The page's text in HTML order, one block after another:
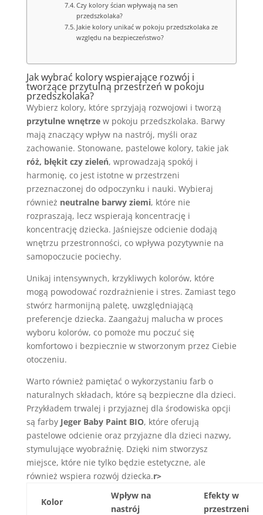
Czy kolory ścian wpływają na sen
przedszkolaka?
Jakie kolory unikać w pokoju przedszkolaka ze
względu na bezpieczeństwo?
Jak wybrać kolory wspierające rozwój i
tworzące przytulną przestrzeń w pokoju
przedszkolaka?
Wybierz kolory, które sprzyjają rozwojowi i tworzą
przytulne wnętrzew pokoju przedszkolaka. Barwy
mają znaczący wpływ na nastrój, myśli oraz
zachowanie. Stonowane, pastelowe kolory, takie jak
róż, błękit czy zieleń, wprowadzają spokój i
harmonię, co jest istotne w przestrzeni
przeznaczonej do odpoczynku i nauki. Wybieraj
również neutralne barwy ziemi, które nie
rozpraszają, lecz wspierają koncentrację i
koncentrację dziecka. Jaśniejsze odcienie dodają
wnętrzu przestronności, co wpływa pozytywnie na
samopoczucie pociechy.
Unikaj intensywnych, krzykliwych kolorów, które
mogą powodować rozdrażnienie i stres. Zamiast tego
stwórz harmonijną paletę, uwzględniającą
preferencje dziecka. Zaangażuj malucha w proces
wyboru kolorów, co pomoże mu poczuć się
komfortowo i bezpiecznie w stworzonym przez Ciebie
otoczeniu.
Warto również pamiętać o wykorzystaniu farb o
naturalnych składach, które są bezpieczne dla dzieci.
Przykładem trwalej i przyjaznej dla środowiska opcji
są farby Jeger Baby Paint BIO, które oferują
pastelowe odcienie oraz przyjazne dla dzieci nazwy,
stymulujące wyobraźnię. Dzięki nim stworzysz
miejsce, które nie tylko będzie estetyczne, ale
również wspiera rozwój dziecka.r>
Kolor
Wpływ na
nastrój
Efekty w
przestrzeni